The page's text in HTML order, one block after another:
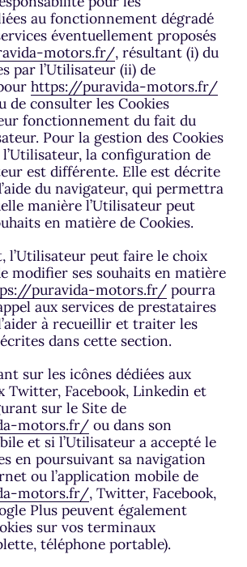
au fonctionnement dégradé
éventuellement proposés
motors.fr/, résultant (i) du
par l’Utilisateur (ii) de
https://puravida-motors.fr/
de consulter les Cookies
fonctionnement du fait du
Pour la gestion des Cookies
la configuration de
est différente. Elle est décrite
du navigateur, qui permettra
manière l’Utilisateur peut
en matière de Cookies.
l’Utilisateur peut faire le choix
modifier ses souhaits en matière
puravida-motors.fr/ pourra
aux services de prestataires
à recueillir et traiter les
dans cette section.
sur les icônes dédiées aux
Twitter, Facebook, Linkedin et
sur le Site de
motors.fr/ ou dans son
et si l’Utilisateur a accepté le
en poursuivant sa navigation
ou l’application mobile de
motors.fr/, Twitter, Facebook,
Plus peuvent également
sur vos terminaux
téléphone portable).